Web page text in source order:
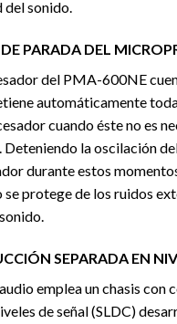
del sonido.
PARADA DEL
del PMA-600NE
automáticamente
cuando éste no es
la oscilación
durante estos
se protege de los ruidos
SEPARADA EN
emplea un chasis con
de señal (SLDC)